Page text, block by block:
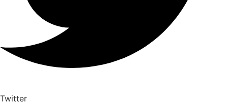
Twitter